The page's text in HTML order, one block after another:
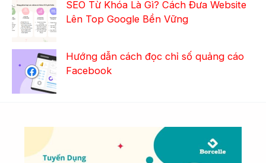
SEO Từ Khóa Là Gì? Cách Đưa Website
Lên Top Google Bền Vững
Hướng dẫn cách đọc chỉ số quảng cáo
Facebook